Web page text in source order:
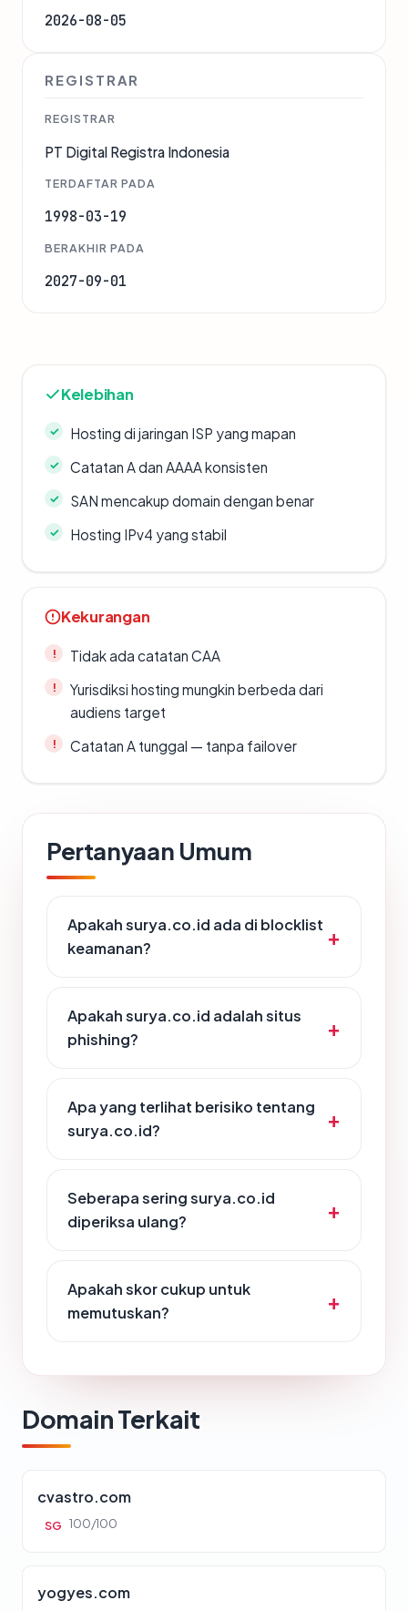
2026-08-05
REGISTRAR
REGISTRAR
PT Digital Registra Indonesia
TERDAFTAR PADA
1998-03-19
BERAKHIR PADA
2027-09-01
Kelebihan
Hosting di jaringan ISP yang mapan
Catatan A dan AAAA konsisten
SAN mencakup domain dengan benar
Hosting IPv4 yang stabil
Kekurangan
Tidak ada catatan CAA
Yurisdiksi hosting mungkin berbeda dari
audiens target
Catatan A tunggal — tanpa failover
Pertanyaan Umum
Apakah surya.co.id ada di blocklist
keamanan?
Apakah surya.co.id adalah situs
phishing?
Apa yang terlihat berisiko tentang
surya.co.id?
Seberapa sering surya.co.id
diperiksa ulang?
Apakah skor cukup untuk
memutuskan?
Domain Terkait
cvastro.com
SG 100/100
yogyes.com